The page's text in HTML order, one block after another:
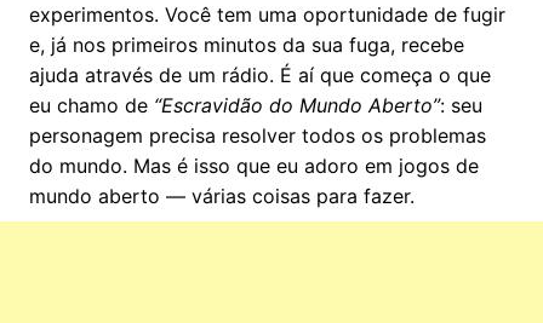
experimentos. Você tem uma oportunidade de fugir
e, já nos primeiros minutos da sua fuga, recebe
ajuda através de um rádio. É aí que começa o que
eu chamo de “Escravidão do Mundo Aberto”: seu
personagem precisa resolver todos os problemas
do mundo. Mas é isso que eu adoro em jogos de
mundo aberto — várias coisas para fazer.